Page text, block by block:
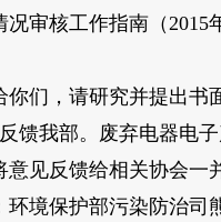
况审核工作指南（2015
，请研究并提出书
馈我部。废弃电器电
见反馈给相关协会一
境保护部污染防治司